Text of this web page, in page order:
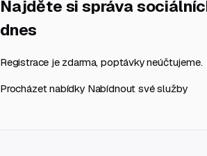
Najděte si správa
dnes
Registrace je zdarma, poptávky neúčtujeme.
Procházet nabídky Nabídnout své služby